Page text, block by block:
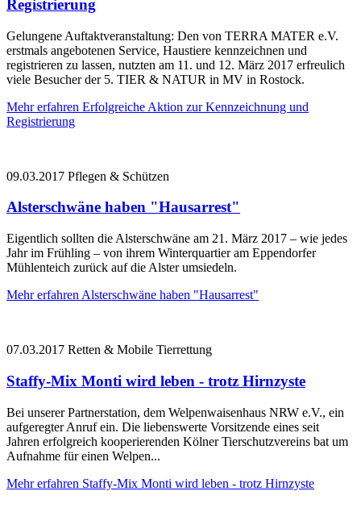
Registrierung
Gelungene Auftaktveranstaltung: Den von TERRA MATER e.V.
erstmals angebotenen Service, Haustiere kennzeichnen und
registrieren zu lassen, nutzten am 11. und 12. März 2017 erfreulich
viele Besucher der 5. TIER & NATUR in MV in Rostock.
Mehr erfahren Erfolgreiche Aktion zur Kennzeichnung und
Registrierung
09.03.2017 Pflegen & Schützen
Alsterschwäne haben "Hausarrest"
Eigentlich sollten die Alsterschwäne am 21. März 2017 – wie jedes
Jahr im Frühling – von ihrem Winterquartier am Eppendorfer
Mühlenteich zurück auf die Alster umsiedeln.
Mehr erfahren Alsterschwäne haben "Hausarrest"
07.03.2017 Retten & Mobile Tierrettung
Staffy-Mix Monti wird leben - trotz Hirnzyste
Bei unserer Partnerstation, dem Welpenwaisenhaus NRW e.V., ein
aufgeregter Anruf ein. Die liebenswerte Vorsitzende eines seit
Jahren erfolgreich kooperierenden Kölner Tierschutzvereins bat um
Aufnahme für einen Welpen...
Mehr erfahren Staffy-Mix Monti wird leben - trotz Hirnzyste